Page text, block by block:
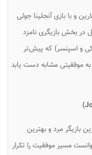
و با بازی آنجلینا جولی
در بخش بازیگری نامزد
و اسپنسر) که پیش‌تر
به موفقیتی مشابه دست یابد
سال ۲۰۱۹ اسکار بهترین بازیگر مرد و بهترین
مسیر موفقیت را تکرار